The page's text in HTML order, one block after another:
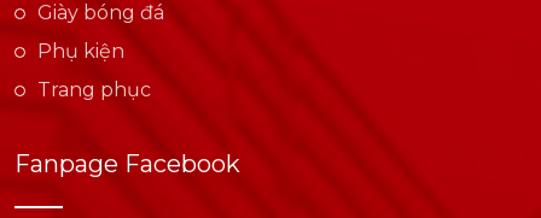
Giày bóng đá
Phụ kiện
Trang phục
Fanpage Facebook